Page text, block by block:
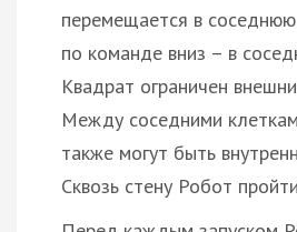
перемещается в
по команде вниз – в
Квадрат ограничен
Между соседними
также могут быть
Сквозь стену Робот